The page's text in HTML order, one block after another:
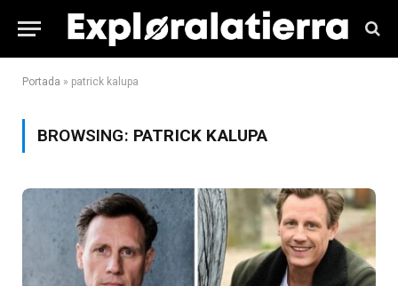
Portada » patrick kalupa
BROWSING: PATRICK KALUPA